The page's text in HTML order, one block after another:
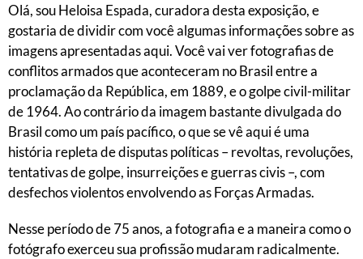
Olá, sou Heloisa Espada, curadora desta exposição, e
gostaria de dividir com você algumas informações sobre as
imagens apresentadas aqui. Você vai ver fotografias de
conflitos armados que aconteceram no Brasil entre a
proclamação da República, em 1889, e o golpe civil-militar
de 1964. Ao contrário da imagem bastante divulgada do
Brasil como um país pacífico, o que se vê aqui é uma
história repleta de disputas políticas – revoltas, revoluções,
tentativas de golpe, insurreições e guerras civis –, com
desfechos violentos envolvendo as Forças Armadas.
Nesse período de 75 anos, a fotografia e a maneira como o
fotógrafo exerceu sua profissão mudaram radicalmente.